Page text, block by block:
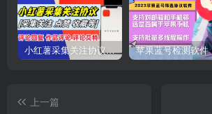
小红薯采集关注协议软件：支持自定义作品，关注，评论点赞，作品点赞收藏等
上一篇